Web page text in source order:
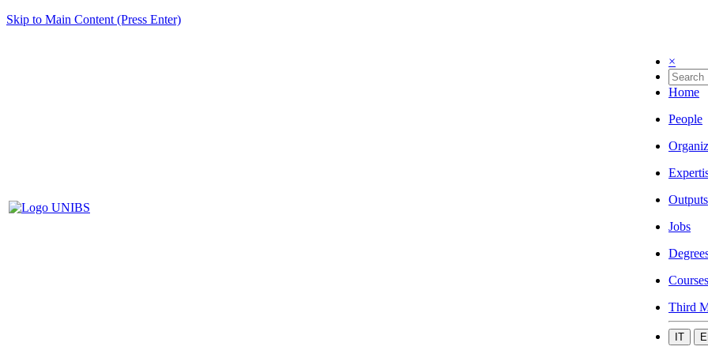
Skip to Main Content (Press Enter)
×
Home
People
Outputs
Jobs
Courses
Third
IT